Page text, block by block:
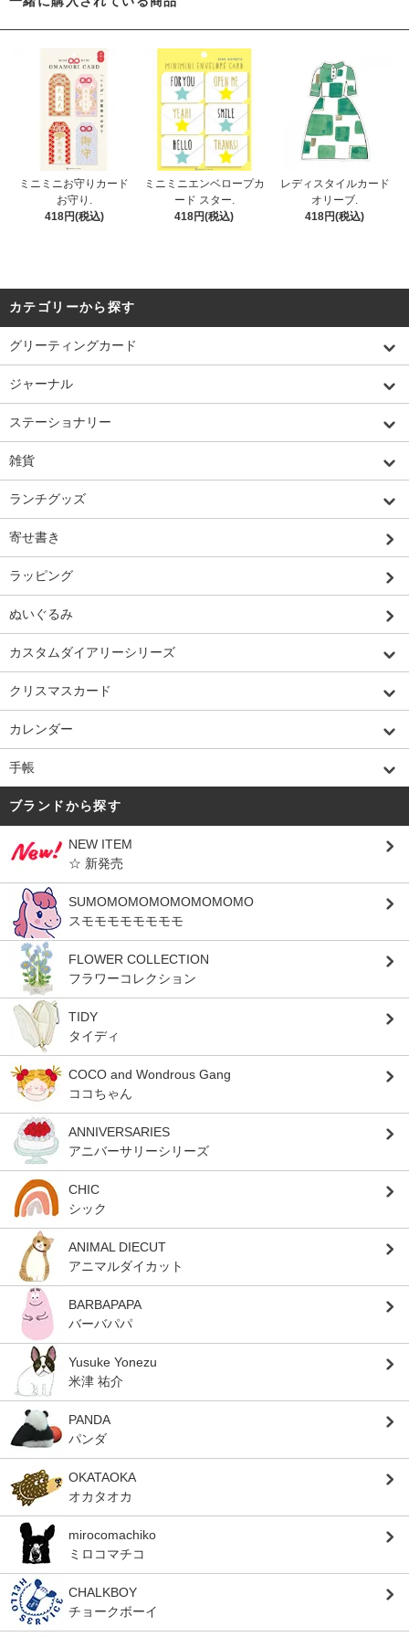
ミニミニお守りカード
お守り.
418円(税込)
ミニミニエンベロープカ
ード スター.
418円(税込)
レディスタイルカード
オリーブ.
418円(税込)
カテゴリーから探す
グリーティングカード
ジャーナル
ステーショナリー
雑貨
ランチグッズ
寄せ書き
ラッピング
ぬいぐるみ
カスタムダイアリーシリーズ
クリスマスカード
カレンダー
手帳
ブランドから探す
NEW ITEM
☆ 新発売
SUMOMOMOMOMOMOMOMO
スモモモモモモモモ
FLOWER COLLECTION
フラワーコレクション
TIDY
タイディ
COCO and Wondrous Gang
ココちゃん
ANNIVERSARIES
アニバーサリーシリーズ
CHIC
シック
ANIMAL DIECUT
アニマルダイカット
BARBAPAPA
バーバパパ
Yusuke Yonezu
米津 祐介
PANDA
パンダ
OKATAOKA
オカタオカ
mirocomachiko
ミロコマチコ
CHALKBOY
チョークボーイ